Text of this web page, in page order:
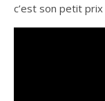
c’est son petit